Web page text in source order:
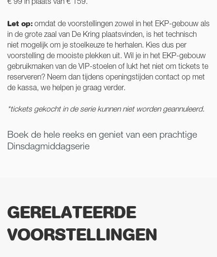
€ 99 in plaats van € 159.
Let op: omdat de voorstellingen zowel in het EKP-gebouw als
in de grote zaal van De Kring plaatsvinden, is het technisch
niet mogelijk om je stoelkeuze te herhalen. Kies dus per
voorstelling de mooiste plekken uit. Wil je in het EKP-gebouw
gebruikmaken van de VIP-stoelen of lukt het niet om tickets te
reserveren? Neem dan tijdens openingstijden contact op met
de kassa, we helpen je graag verder.
*tickets gekocht in de serie kunnen niet worden geannuleerd.
Boek de hele reeks en geniet van een prachtige
Dinsdagmiddagserie
GERELATEERDE
VOORSTELLINGEN